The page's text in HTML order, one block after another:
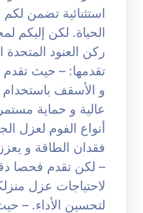
استثنائية تضمن
الحياة. لكن
ركن العنود المتحدة
تقدمها: – حيث
و الأسقف باستخدام
عالية و حماية
أنواع الفوم لعزل
فقدان الطاقة و
– لكن تقدم فحصا
لاحتياجات عزل
لتحسين الأداء. –